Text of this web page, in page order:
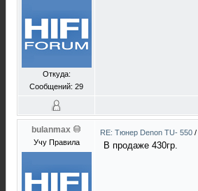
Откуда:
Сообщений: 29
bulanmax
Учу Правила
RE: Тюнер Denon TU- 550 /
В продаже 430гр.